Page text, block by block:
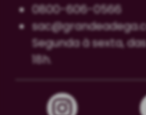
0800-606-0566
Segunda à sexta,
18h.